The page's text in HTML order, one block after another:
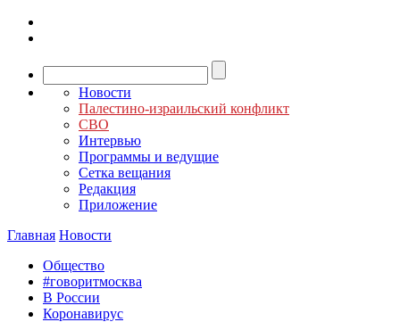
Новости
Палестино-израильский конфликт
СВО
Интервью
Программы и ведущие
Сетка вещания
Редакция
Приложение
Главная Новости
Общество
#говоритмосква
В России
Коронавирус